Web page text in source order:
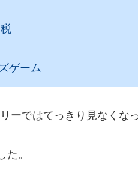
ゲーム
ーではてっきり見なくな
た。